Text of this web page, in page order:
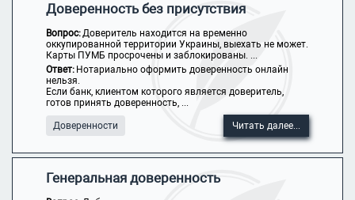
Доверенность без присутствия
Вопрос:Доверитель находится на временно
оккупированной территории Украины, выехать не может.
Карты ПУМБ просрочены и заблокированы. ...
Ответ: Нотариально оформить доверенность онлайн
нельзя.
Если банк, клиентом которого является доверитель,
готов принять доверенность, ...
Доверенности Читать далее...
Генеральная доверенность